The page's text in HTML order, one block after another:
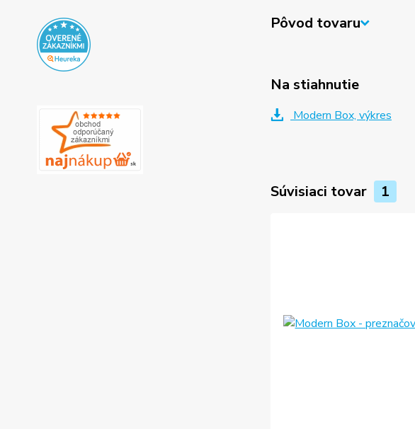
Pôvod tovaru
Na stiahnutie
Modern Box, výkres
Súvisiaci tovar 1